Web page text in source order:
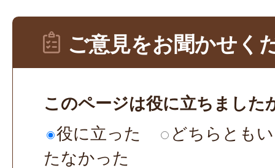
ご意見をお聞かせく
このページは役に立ちました
役に立った
どちらとも
たなかった